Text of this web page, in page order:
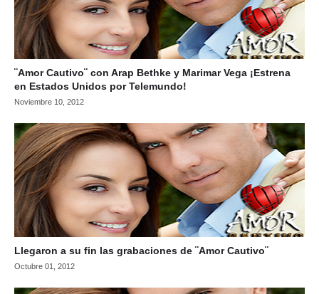
¨Amor Cautivo¨ con Arap Bethke y Marimar Vega ¡Estrena
en Estados Unidos por Telemundo!
Noviembre 10, 2012
Llegaron a su fin las grabaciones de ¨Amor Cautivo¨
Octubre 01, 2012